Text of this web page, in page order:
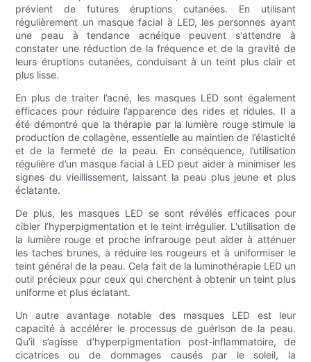
prévient de futures éruptions cutanées. En utilisant
régulièrement un masque facial à LED, les personnes ayant
une peau à tendance acnéique peuvent s'attendre à
constater une réduction de la fréquence et de la gravité de
leurs éruptions cutanées, conduisant à un teint plus clair et
plus lisse.
En plus de traiter l’acné, les masques LED sont également
efficaces pour réduire l’apparence des rides et ridules. Il a
été démontré que la thérapie par la lumière rouge stimule la
production de collagène, essentielle au maintien de l’élasticité
et de la fermeté de la peau. En conséquence, l’utilisation
régulière d’un masque facial à LED peut aider à minimiser les
signes du vieillissement, laissant la peau plus jeune et plus
éclatante.
De plus, les masques LED se sont révélés efficaces pour
cibler l’hyperpigmentation et le teint irrégulier. L'utilisation de
la lumière rouge et proche infrarouge peut aider à atténuer
les taches brunes, à réduire les rougeurs et à uniformiser le
teint général de la peau. Cela fait de la luminothérapie LED un
outil précieux pour ceux qui cherchent à obtenir un teint plus
uniforme et plus éclatant.
Un autre avantage notable des masques LED est leur
capacité à accélérer le processus de guérison de la peau.
Qu’il s’agisse d’hyperpigmentation post-inflammatoire, de
cicatrices ou de dommages causés par le soleil, la